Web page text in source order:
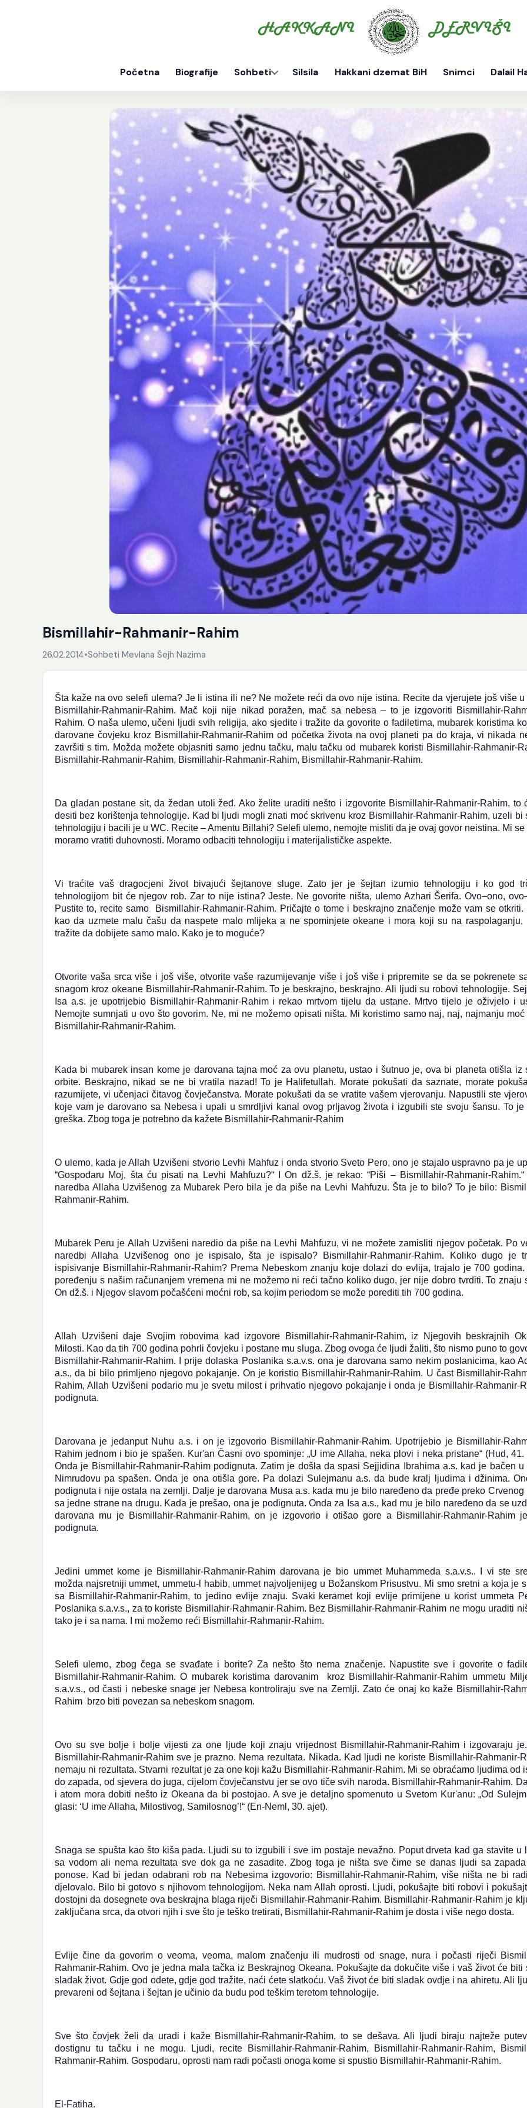
Početna Biografije Sohbeti Silsila Hakkani dzemat BiH Snimci Dalail
Bismillahir-Rahmanir-Rahim
26.02.2014•Sohbeti Mevlana Šejh Nazima
Šta kaže na ovo selefi ulema? Je li istina ili ne? Ne možete reći da ovo nije istina. Recite da vjerujete još više u
Bismillahir-Rahmanir-Rahim. Mač koji nije nikad poražen, mač sa nebesa – to je izgovoriti Bismillahir-
Rahim. O naša ulemo, učeni ljudi svih religija, ako sjedite i tražite da govorite o fadiletima, mubarek koristima
darovane čovjeku kroz Bismillahir-Rahmanir-Rahim od početka života na ovoj planeti pa do kraja, vi nikada
završiti s tim. Možda možete objasniti samo jednu tačku, malu tačku od mubarek koristi Bismillahir-Rahmanir-
Bismillahir-Rahmanir-Rahim, Bismillahir-Rahmanir-Rahim, Bismillahir-Rahmanir-Rahim.
Da gladan postane sit, da žedan utoli žeđ. Ako želite uraditi nešto i izgovorite Bismillahir-Rahmanir-Rahim, to
desiti bez korištenja tehnologije. Kad bi ljudi mogli znati moć skrivenu kroz Bismillahir-Rahmanir-Rahim, uzeli bi
tehnologiju i bacili je u WC. Recite – Amentu Billahi? Selefi ulemo, nemojte misliti da je ovaj govor neistina. Mi se
moramo vratiti duhovnosti. Moramo odbaciti tehnologiju i materijalističke aspekte.
Vi traćite vaš dragocjeni život bivajući šejtanove sluge. Zato jer je šejtan izumio tehnologiju i ko god
tehnologijom bit će njegov rob. Zar to nije istina? Jeste. Ne govorite ništa, ulemo Azhari Šerifa. Ovo–ono,
Pustite to, recite samo Bismillahir-Rahmanir-Rahim. Pričajte o tome i beskrajno značenje može vam se otkriti.
kao da uzmete malu čašu da naspete malo mlijeka a ne spominjete okeane i mora koji su na raspolaganju,
tražite da dobijete samo malo. Kako je to moguće?
Otvorite vaša srca više i još više, otvorite vaše razumijevanje više i još više i pripremite se da se pokrenete
snagom kroz okeane Bismillahir-Rahmanir-Rahim. To je beskrajno, beskrajno. Ali ljudi su robovi tehnologije.
Isa a.s. je upotrijebio Bismillahir-Rahmanir-Rahim i rekao mrtvom tijelu da ustane. Mrtvo tijelo je oživjelo i
Nemojte sumnjati u ovo što govorim. Ne, mi ne možemo opisati ništa. Mi koristimo samo naj, naj, najmanju moć
Bismillahir-Rahmanir-Rahim.
Kada bi mubarek insan kome je darovana tajna moć za ovu planetu, ustao i šutnuo je, ova bi planeta otišla iz
orbite. Beskrajno, nikad se ne bi vratila nazad! To je Halifetullah. Morate pokušati da saznate, morate
razumijete, vi učenjaci čitavog čovječanstva. Morate pokušati da se vratite vašem vjerovanju. Napustili ste
koje vam je darovano sa Nebesa i upali u smrdljivi kanal ovog prljavog života i izgubili ste svoju šansu. To je
greška. Zbog toga je potrebno da kažete Bismillahir-Rahmanir-Rahim
O ulemo, kada je Allah Uzvišeni stvorio Levhi Mahfuz i onda stvorio Sveto Pero, ono je stajalo uspravno pa je
“Gospodaru Moj, šta ću pisati na Levhi Mahfuzu?“ I On dž.š. je rekao: “Piši – Bismillahir-Rahmanir-Rahim.“
naredba Allaha Uzvišenog za Mubarek Pero bila je da piše na Levhi Mahfuzu. Šta je to bilo? To je bilo:
Rahmanir-Rahim.
Mubarek Peru je Allah Uzvišeni naredio da piše na Levhi Mahfuzu, vi ne možete zamisliti njegov početak. Po
naredbi Allaha Uzvišenog ono je ispisalo, šta je ispisalo? Bismillahir-Rahmanir-Rahim. Koliko dugo je
ispisivanje Bismillahir-Rahmanir-Rahim? Prema Nebeskom znanju koje dolazi do evlija, trajalo je 700
poređenju s našim računanjem vremena mi ne možemo ni reći tačno koliko dugo, jer nije dobro tvrditi. To znaju
On dž.š. i Njegov slavom počašćeni moćni rob, sa kojim periodom se može porediti tih 700 godina.
Allah Uzvišeni daje Svojim robovima kad izgovore Bismillahir-Rahmanir-Rahim, iz Njegovih beskrajnih
Milosti. Kao da tih 700 godina pohrli čovjeku i postane mu sluga. Zbog ovoga će ljudi žaliti, što nismo puno to
Bismillahir-Rahmanir-Rahim. I prije dolaska Poslanika s.a.v.s. ona je darovana samo nekim poslanicima, kao
a.s., da bi bilo primljeno njegovo pokajanje. On je koristio Bismillahir-Rahmanir-Rahim. U čast Bismillahir-
Rahim, Allah Uzvišeni podario mu je svetu milost i prihvatio njegovo pokajanje i onda je Bismillahir-Rahmanir-
podignuta.
Darovana je jedanput Nuhu a.s. i on je izgovorio Bismillahir-Rahmanir-Rahim. Upotrijebio je Bismillahir-
Rahim jednom i bio je spašen. Kur'an Časni ovo spominje: „U ime Allaha, neka plovi i neka pristane“ (Hud, 41.
Onda je Bismillahir-Rahmanir-Rahim podignuta. Zatim je došla da spasi Sejjidina Ibrahima a.s. kad je bačen u
Nimrudovu pa spašen. Onda je ona otišla gore. Pa dolazi Sulejmanu a.s. da bude kralj ljudima i džinima.
podignuta i nije ostala na zemlji. Dalje je darovana Musa a.s. kada mu je bilo naređeno da pređe preko Crvenog
sa jedne strane na drugu. Kada je prešao, ona je podignuta. Onda za Isa a.s., kad mu je bilo naređeno da se
darovana mu je Bismillahir-Rahmanir-Rahim, on je izgovorio i otišao gore a Bismillahir-Rahmanir-Rahim
podignuta.
Jedini ummet kome je Bismillahir-Rahmanir-Rahim darovana je bio ummet Muhammeda s.a.v.s.. I vi ste
možda najsretniji ummet, ummetu-l habib, ummet najvoljenijeg u Božanskom Prisustvu. Mi smo sretni a koja je
sa Bismillahir-Rahmanir-Rahim, to jedino evlije znaju. Svaki keramet koji evlije primijene u korist ummeta
Poslanika s.a.v.s., za to koriste Bismillahir-Rahmanir-Rahim. Bez Bismillahir-Rahmanir-Rahim ne mogu uraditi
tako je i sa nama. I mi možemo reći Bismillahir-Rahmanir-Rahim.
Selefi ulemo, zbog čega se svađate i borite? Za nešto što nema značenje. Napustite sve i govorite o
Bismillahir-Rahmanir-Rahim. O mubarek koristima darovanim kroz Bismillahir-Rahmanir-Rahim ummetu
s.a.v.s., od časti i nebeske snage jer Nebesa kontroliraju sve na Zemlji. Zato će onaj ko kaže Bismillahir-
Rahim brzo biti povezan sa nebeskom snagom.
Ovo su sve bolje i bolje vijesti za one ljude koji znaju vrijednost Bismillahir-Rahmanir-Rahim i izgovaraju
Bismillahir-Rahmanir-Rahim sve je prazno. Nema rezultata. Nikada. Kad ljudi ne koriste Bismillahir-Rahmanir-
nemaju ni rezultata. Stvarni rezultat je za one koji kažu Bismillahir-Rahmanir-Rahim. Mi se obraćamo ljudima od
do zapada, od sjevera do juga, cijelom čovječanstvu jer se ovo tiče svih naroda. Bismillahir-Rahmanir-Rahim.
i atom mora dobiti nešto iz Okeana da bi postojao. A sve je detaljno spomenuto u Svetom Kur'anu: „Od
glasi: ‘U ime Allaha, Milostivog, Samilosnog’!“ (En-Neml, 30. ajet).
Snaga se spušta kao što kiša pada. Ljudi su to izgubili i sve im postaje nevažno. Poput drveta kad ga stavite u
sa vodom ali nema rezultata sve dok ga ne zasadite. Zbog toga je ništa sve čime se danas ljudi sa
ponose. Kad bi jedan odabrani rob na Nebesima izgovorio: Bismillahir-Rahmanir-Rahim, više ništa ne bi
djelovalo. Bilo bi gotovo s njihovom tehnologijom. Neka nam Allah oprosti. Ljudi, pokušajte biti robovi i
dostojni da dosegnete ova beskrajna blaga riječi Bismillahir-Rahmanir-Rahim. Bismillahir-Rahmanir-Rahim je
zaključana srca, da otvori njih i sve što je teško tretirati, Bismillahir-Rahmanir-Rahim je dosta i više nego dosta.
Evlije čine da govorim o veoma, veoma, malom značenju ili mudrosti od snage, nura i počasti riječi
Rahmanir-Rahim. Ovo je jedna mala tačka iz Beskrajnog Okeana. Pokušajte da dokučite više i vaš život će biti
sladak život. Gdje god odete, gdje god tražite, naći ćete slatkoću. Vaš život će biti sladak ovdje i na ahiretu. Ali
prevareni od šejtana i šejtan je učinio da budu pod teškim teretom tehnologije.
Sve što čovjek želi da uradi i kaže Bismillahir-Rahmanir-Rahim, to se dešava. Ali ljudi biraju najteže
dostignu tu tačku i ne mogu. Ljudi, recite Bismillahir-Rahmanir-Rahim, Bismillahir-Rahmanir-Rahim,
Rahmanir-Rahim. Gospodaru, oprosti nam radi počasti onoga kome si spustio Bismillahir-Rahmanir-Rahim.
El-Fatiha.
Ko god slijedi Allahov
put treba da zna da
je to i put Allahovih
Rahmani-r-Rahim. Ko god slijedi
Allahov put treba da zna da je to i
put Allahovih evlija. Allah dž.š. putem
svojih evlija šalje svojim slugama,oni
se hrane na Allahovom izvoru,piju sa
Njegovog duhovnog izvora. Ko god
Kod svakog jela
stvari važne
Šukur Kada se počinje jesti
se sa zikrom sa Bismilom. U
je potreban Tefekur –
Da razmišljamo koliko nam je
š. dao nimeta i da ta hrana
nije […]